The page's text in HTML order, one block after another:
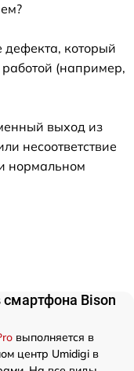
дефекта, который
(например,
выход из
несоответствие
нормальном
Bison
выполняется в
центр Umidigi в